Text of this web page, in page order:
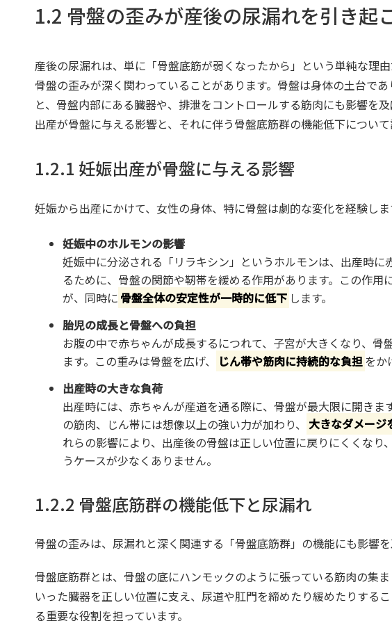
1.2 骨盤の歪みが産後の尿漏れを引き起
産後の尿漏れは、単に「骨盤底筋が弱くなったから」という単純な理由
骨盤の歪みが深く関わっていることがあります。骨盤は身体の土台で
と、骨盤内部にある臓器や、排泄をコントロールする筋肉にも影響を
出産が骨盤に与える影響と、それに伴う骨盤底筋群の機能低下について
1.2.1 妊娠出産が骨盤に与える影響
妊娠から出産にかけて、女性の身体、特に骨盤は劇的な変化を経験しま
妊娠中のホルモンの影響
妊娠中に分泌される「リラキシン」というホルモンは、出産時に
るために、骨盤の関節や靭帯を緩める作用があります。この作用
が、同時に 骨盤全体の安定性が一時的に低下 します。
胎児の成長と骨盤への負担
お腹の中で赤ちゃんが成長するにつれて、子宮が大きくなり、骨
ます。この重みは骨盤を広げ、
じん帯や筋肉に持続的な負担 をか
出産時の大きな負荷
出産時には、赤ちゃんが産道を通る際に、骨盤が最大限に開きま
の筋肉、じん帯には想像以上の強い力が加わり、 大きなダメージ
れらの影響により、出産後の骨盤は正しい位置に戻りにくくなり
うケースが少なくありません。
1.2.2 骨盤底筋群の機能低下と尿漏れ
骨盤の歪みは、尿漏れと深く関連する「骨盤底筋群」の機能にも影響を
骨盤底筋群とは、骨盤の底にハンモックのように張っている筋肉の集
いった臓器を正しい位置に支え、尿道や肛門を締めたり緩めたりする
る重要な役割を担っています。